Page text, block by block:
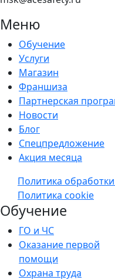
Меню
Обучение
Услуги
Магазин
Франшиза
Партнерская
Новости
Блог
Спецпредложение
Акция месяца
Политика
Политика cookie
Обучение
ГО и ЧС
Оказание первой
помощи
Охрана труда